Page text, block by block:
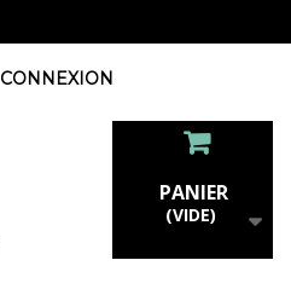
CONNEXION
PANIER
(VIDE)